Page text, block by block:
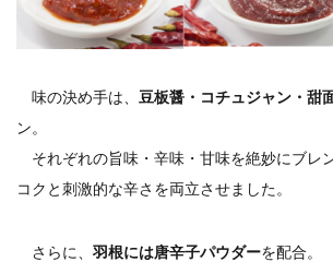
味の決め手は、 豆板醤・コチュジャン・甜
ン。
それぞれの旨味・辛味・甘味を絶妙にブレ
コクと刺激的な辛さを両立させました。
さらに、 羽根には唐辛子パウダーを配合。